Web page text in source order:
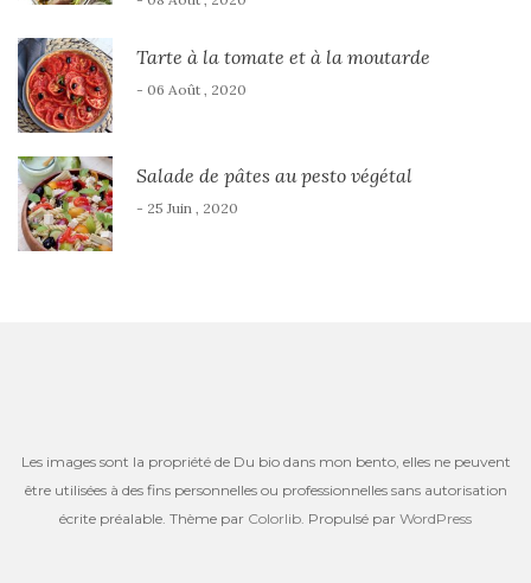
Tarte à la tomate et à la moutarde
- 06 Août , 2020
Salade de pâtes au pesto végétal
- 25 Juin , 2020
Les images sont la propriété de Du bio dans mon bento, elles ne peuvent
être utilisées à des fins personnelles ou professionnelles sans autorisation
écrite préalable. Thème par Colorlib . Propulsé par WordPress